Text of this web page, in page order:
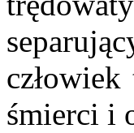
śmierci i